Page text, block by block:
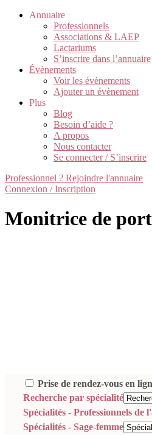
Annuaire
Professionnels
Associations & LAEP
Lactariums
S’inscrire dans l’annuaire
Évènements
Voir les évènements
Ajouter un évènement
Plus
Blog
Besoin d’aide ?
A propos
Nous contacter
Se connecter / S’inscrire
Professionnel ? Rejoindre l'annuaire
Connexion / Inscription
Monitrice de
Prise de rendez-vous en
Recherche par spécialité
Spécialités - Professionnels de
Spécialités - Sage-femme